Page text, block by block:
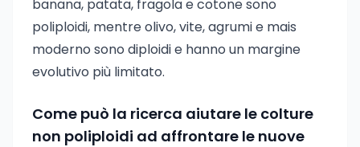
banana, patata, fragola e cotone sono
poliploidi, mentre olivo, vite, agrumi e mais
moderno sono diploidi e hanno un margine
evolutivo più limitato.
Come può la ricerca aiutare le colture
non poliploidi ad affrontare le nuove